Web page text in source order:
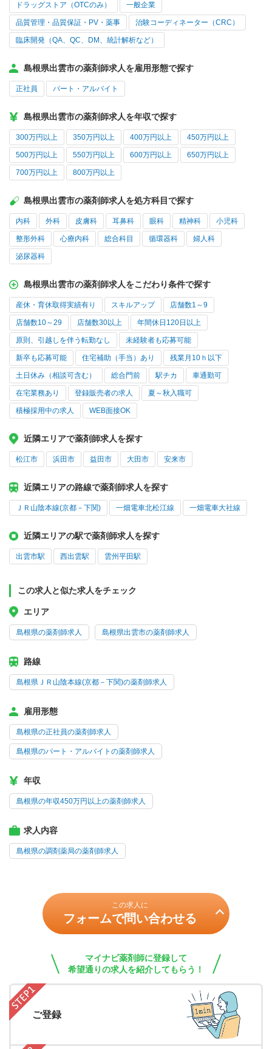
ドラッグストア（OTCのみ） 一般企業
品質管理・品質保証・PV・薬事 治験コーディネーター（CRC）
臨床開発（QA、QC、DM、統計解析など）
島根県出雲市の薬剤師求人を雇用形態で探す
正社員 パート・アルバイト
島根県出雲市の薬剤師求人を年収で探す
300万円以上 350万円以上 400万円以上 450万円以上
500万円以上 550万円以上 600万円以上 650万円以上
700万円以上 800万円以上
島根県出雲市の薬剤師求人を処方科目で探す
内科 外科 皮膚科 耳鼻科 眼科 精神科 小児科
整形外科 心療内科 総合科目 循環器科 婦人科
泌尿器科
島根県出雲市の薬剤師求人をこだわり条件で探す
産休・育休取得実績有り スキルアップ 店舗数1～9
店舗数10～29 店舗数30以上 年間休日120日以上
原則、引越しを伴う転勤なし 未経験者も応募可能
新卒も応募可能 住宅補助（手当）あり 残業月10ｈ以下
土日休み（相談可含む） 総合門前 駅チカ 車通勤可
在宅業務あり 登録販売者の求人 夏～秋入職可
積極採用中の求人 WEB面接OK
近隣エリアで薬剤師求人を探す
松江市 浜田市 益田市 大田市 安来市
近隣エリアの路線で薬剤師求人を探す
ＪＲ山陰本線(京都－下関) 一畑電車北松江線 一畑電車大社線
近隣エリアの駅で薬剤師求人を探す
出雲市駅 西出雲駅 雲州平田駅
この求人と似た求人をチェック
エリア
島根県の薬剤師求人 島根県出雲市の薬剤師求人
路線
島根県ＪＲ山陰本線(京都－下関)の薬剤師求人
雇用形態
島根県の正社員の薬剤師求人
島根県のパート・アルバイトの薬剤師求人
年収
島根県の年収450万円以上の薬剤師求人
求人内容
島根県の調剤薬局の薬剤師求人
この求人に
フォームで問い合わせる
マイナビ薬剤師に登録して
希望通りの求人を紹介してもらう！
ご登録